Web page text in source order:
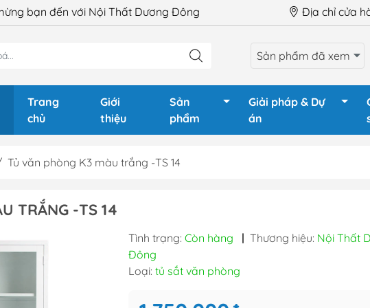
bạn đến với Nội Thất Dương Đông Địa chỉ cửa
Sản phẩm đã xem
Trang
chủ
Giới
thiệu
Sản
phẩm
BÀN GIÁM ĐỐC
BÀN QUẦY LỄ TÂN
Ghế chân quỳ
Tủ
Tủ tài liệu
Giải pháp & Dự
án
Tủ văn phòng K3 màu trắng -TS 14
TRẮNG -TS 14
Tình trạng: Còn hàng | Thương hiệu: Nội Thất
Đông
Loại: tủ sắt văn phòng